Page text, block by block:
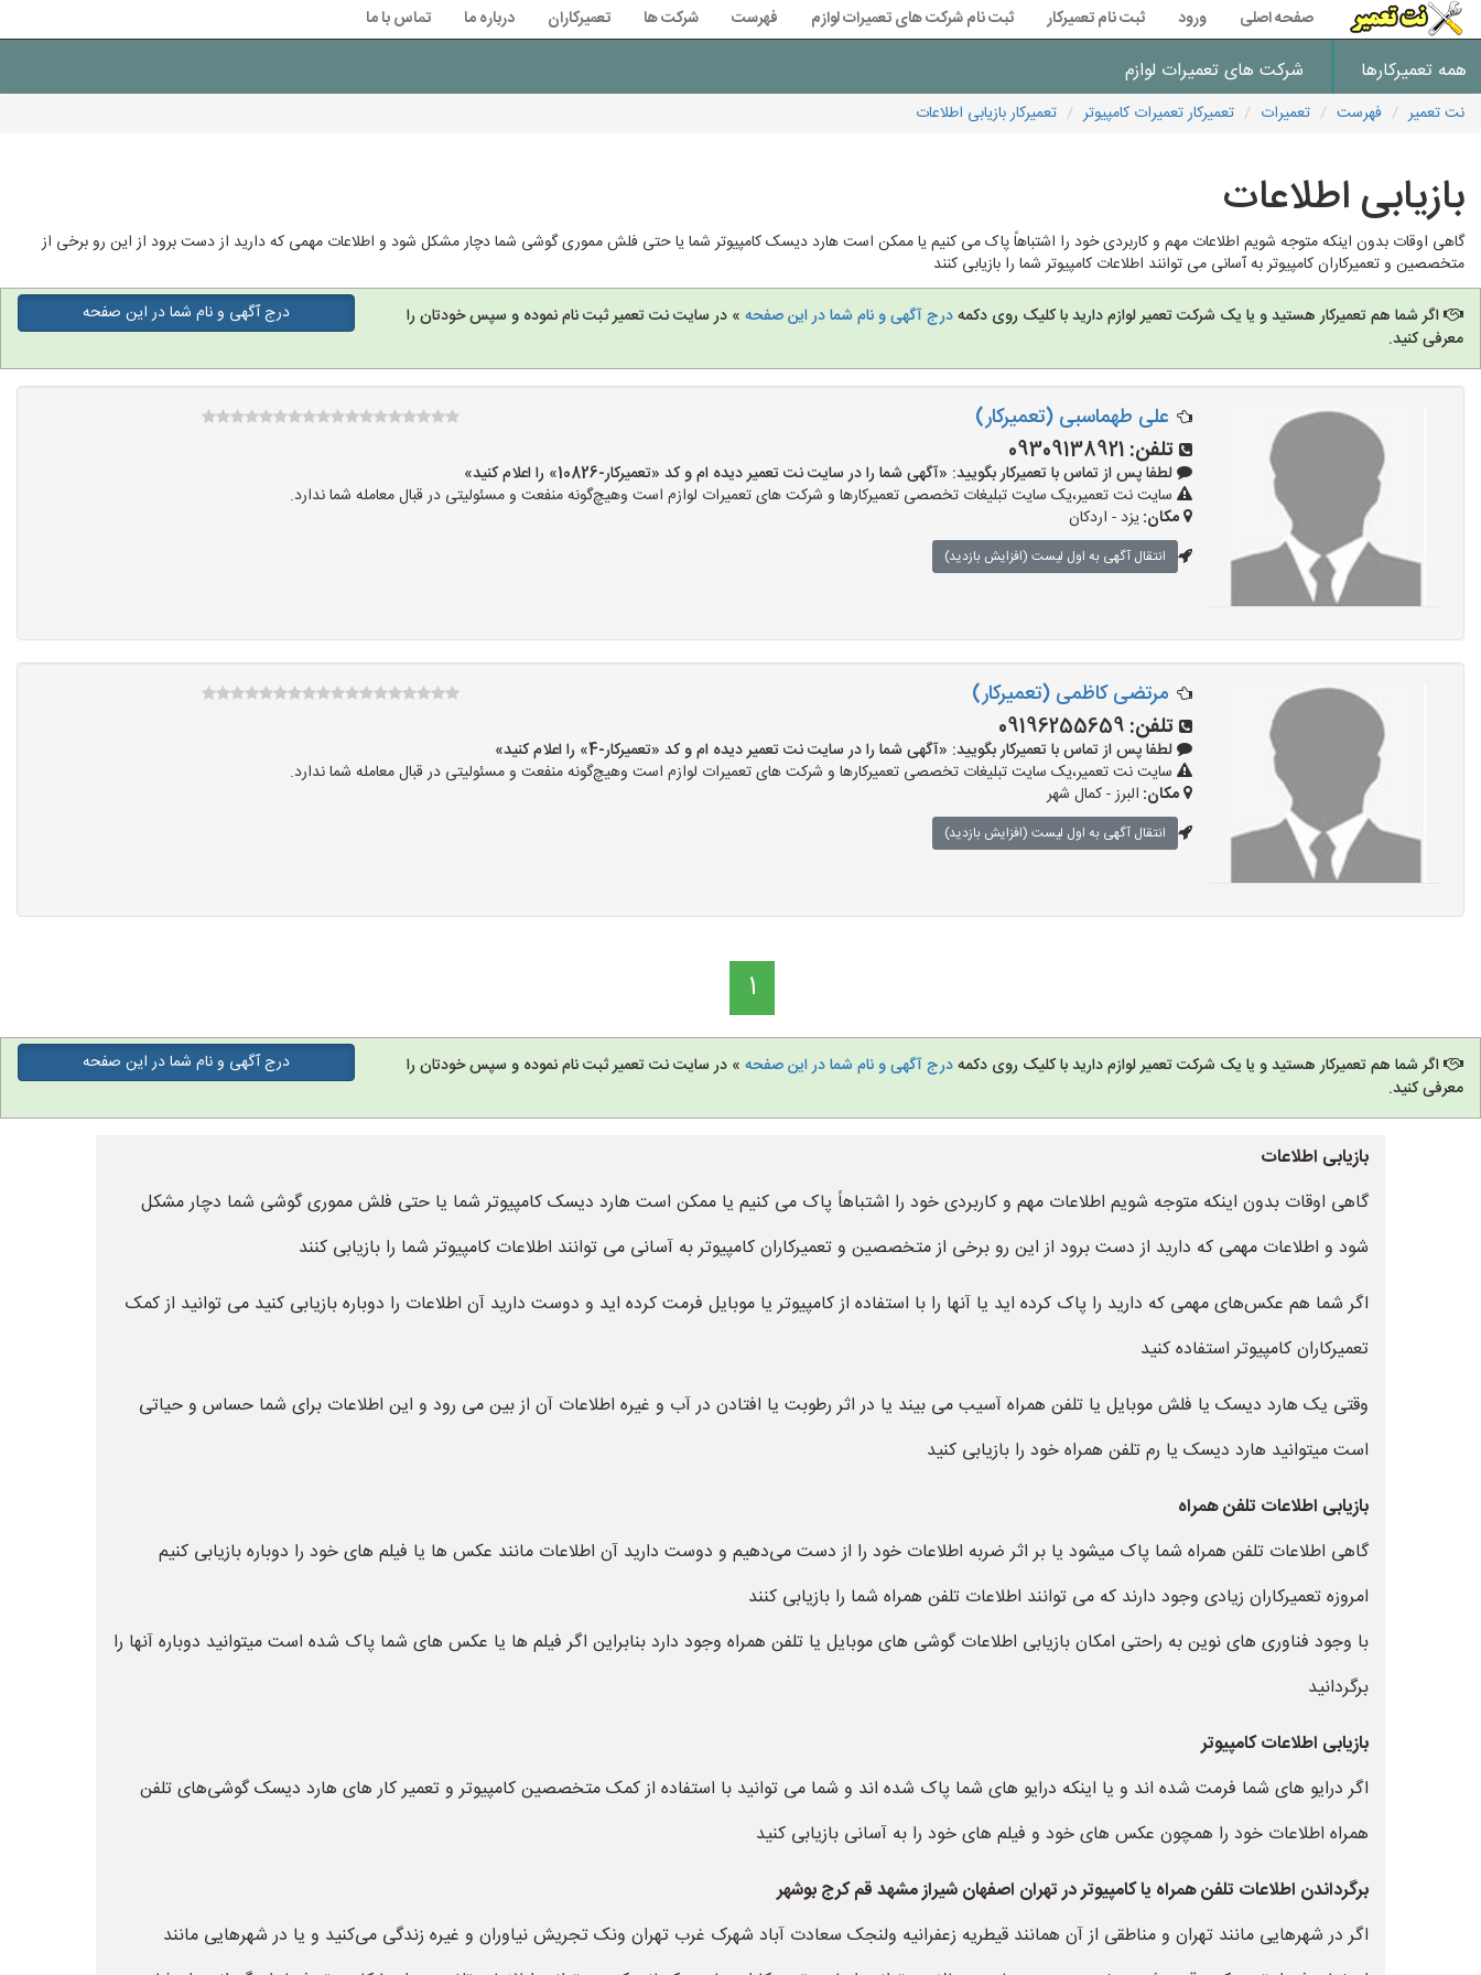
صفحه اصلی ورود ثبت نام تعمیرکار ثبت نام شرکت های تعمیرات لوازم فهرست شرکت ها تعمیرکاران درباره ما تماس با ما
همه تعمیرکارها شرکت های تعمیرات لوازم
نت تعمیر فهرست تعمیرات تعمیرکار تعمیرات کامپیوتر تعمیرکار بازیابی اطلاعات
بازیابی اطلاعات
گاهی اوقات بدون اینکه متوجه شویم اطلاعات مهم و کاربردی خود را اشتباهاً پاک می کنیم یا ممکن است هارد دیسک کامپیوتر شما یا حتی فلش مموری گوشی شما دچار مشکل شود و اطلاعات مهمی که دارید از دست برود از این رو برخی از
متخصصین و تعمیرکاران کامپیوتر به آسانی می توانند اطلاعات کامپیوتر شما را بازیابی کنند
اگر شما هم تعمیرکار هستید و یا یک شرکت تعمیر لوازم دارید با کلیک روی دکمهدرج آگهی و نام شما در این صفحه » در سایت نت تعمیر ثبت نام نموده و سپس خودتان را
معرفی کنید.
درج آگهی و نام شما در این صفحه
علی طهماسبی (تعمیرکار)
تلفن: 09309138921
لطفا پس از تماس با تعمیرکار بگویید: «آگهی شما را در سایت نت تعمیر دیده ام و کد «تعمیرکار-10826» را اعلام کنید»
سایت نت تعمیر،یک سایت تبلیغات تخصصی تعمیرکارها و شرکت های تعمیرات لوازم است وهیچ‌گونه منفعت و مسئولیتی در قبال معامله شما ندارد.
مکان:یزد - اردکان
انتقال آگهی به اول لیست (افزایش بازدید)
مرتضی کاظمی (تعمیرکار)
تلفن: 09196255659
لطفا پس از تماس با تعمیرکار بگویید: «آگهی شما را در سایت نت تعمیر دیده ام و کد «تعمیرکار-4» را اعلام کنید»
سایت نت تعمیر،یک سایت تبلیغات تخصصی تعمیرکارها و شرکت های تعمیرات لوازم است وهیچ‌گونه منفعت و مسئولیتی در قبال معامله شما ندارد.
مکان: البرز - کمال شهر
انتقال آگهی به اول لیست (افزایش بازدید)
1
اگر شما هم تعمیرکار هستید و یا یک شرکت تعمیر لوازم دارید با کلیک روی دکمهدرج آگهی و نام شما در این صفحه » در سایت نت تعمیر ثبت نام نموده و سپس خودتان را
معرفی کنید.
درج آگهی و نام شما در این صفحه
بازیابی اطلاعات
گاهی اوقات بدون اینکه متوجه شویم اطلاعات مهم و کاربردی خود را اشتباهاً پاک می کنیم یا ممکن است هارد دیسک کامپیوتر شما یا حتی فلش مموری گوشی شما دچار مشکل
شود و اطلاعات مهمی که دارید از دست برود از این رو برخی از متخصصین و تعمیرکاران کامپیوتر به آسانی می توانند اطلاعات کامپیوتر شما را بازیابی کنند
اگر شما هم عکس‌های مهمی که دارید را پاک کرده اید یا آنها را با استفاده از کامپیوتر یا موبایل فرمت کرده اید و دوست دارید آن اطلاعات را دوباره بازیابی کنید می توانید از کمک
تعمیرکاران کامپیوتر استفاده کنید
وقتی یک هارد دیسک یا فلش موبایل یا تلفن همراه آسیب می بیند یا در اثر رطوبت یا افتادن در آب و غیره اطلاعات آن از بین می رود و این اطلاعات برای شما حساس و حیاتی
است میتوانید هارد دیسک یا رم تلفن همراه خود را بازیابی کنید
بازیابی اطلاعات تلفن همراه
گاهی اطلاعات تلفن همراه شما پاک میشود یا بر اثر ضربه اطلاعات خود را از دست می‌دهیم و دوست دارید آن اطلاعات مانند عکس ها یا فیلم های خود را دوباره بازیابی کنیم
امروزه تعمیرکاران زیادی وجود دارند که می توانند اطلاعات تلفن همراه شما را بازیابی کنند
با وجود فناوری های نوین به راحتی امکان بازیابی اطلاعات گوشی های موبایل یا تلفن همراه وجود دارد بنابراین اگر فیلم ها یا عکس های شما پاک شده است میتوانید دوباره آنها را
برگردانید
بازیابی اطلاعات کامپیوتر
اگر درایو های شما فرمت شده اند و یا اینکه درایو های شما پاک شده اند و شما می توانید با استفاده از کمک متخصصین کامپیوتر و تعمیر کار های هارد دیسک گوشی‌های تلفن
همراه اطلاعات خود را همچون عکس های خود و فیلم های خود را به آسانی بازیابی کنید
برگرداندن اطلاعات تلفن همراه یا کامپیوتر در تهران اصفهان شیراز مشهد قم کرج بوشهر
اگر در شهرهایی مانند تهران و مناطقی از آن همانند قیطریه زعفرانیه ولنجک سعادت آباد شهرک غرب تهران ونک تجریش نیاوران و غیره زندگی می‌کنید و یا در شهرهایی مانند